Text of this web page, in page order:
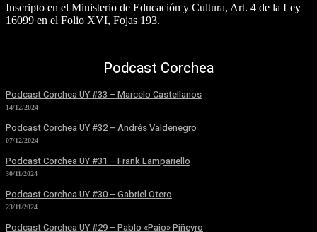
Inscripto en el Ministerio de Educación y Cultura, Art. 4 de la Ley
16099 en el Folio XVI, Fojas 193.
Podcast Corchea
Podcast Corchea UY #33 – Marcelo Castellanos
14/12/2024
Podcast Corchea UY #32 – Andrés Valdenegro
07/12/2024
Podcast Corchea UY #31 – Frank Lampariello
30/11/2024
Podcast Corchea UY #30 – Gabriel Otero
23/11/2024
Podcast Corchea UY #29 – Pablo «Paio» Piñeyro